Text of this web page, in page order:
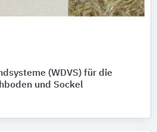
(WDVS) für die
und Sockel